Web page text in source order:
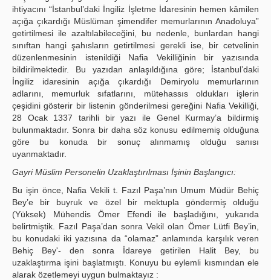
ihtiyacını “İstanbul’daki İngiliz İşletme İdaresinin hemen kâmilen
açığa çıkardığı Müslüman şimendifer memurlarının Anadoluya”
getirtilmesi ile azaltılabileceğini, bu nedenle, bunlardan hangi
sınıftan hangi şahısların getirtilmesi gerekli ise, bir cetvelinin
düzenlenmesinin istenildiği Nafia Vekilliğinin bir yazısında
bildirilmektedir. Bu yazıdan anlaşıldığına göre; İstanbul’daki
İngiliz idaresinin açığa çıkardığı Demiryolu memurlarının
adlarını, memurluk sıfatlarını, mütehassıs oldukları işlerin
çeşidini gösterir bir listenin gönderilmesi gereğini Nafia Vekilliği,
28 Ocak 1337 tarihli bir yazı ile Genel Kurmay’a bildirmiş
bulunmaktadır. Sonra bir daha söz konusu edilmemiş olduğuna
göre bu konuda bir sonuç alınmamış olduğu sanısı
uyanmaktadır.
Gayri Müslim Personelin Uzaklaştırılması İşinin Başlangıcı:
Bu işin önce, Nafia Vekili t. Fazıl Paşa’nın Umum Müdür Behiç
Bey’e bir buyruk ve özel bir mektupla göndermiş olduğu
(Yüksek) Mühendis Ömer Efendi ile başladığını, yukarıda
belirtmiştik. Fazıl Paşa’dan sonra Vekil olan Ömer Lütfi Bey’in,
bu konudaki iki yazısına da “olamaz” anlamında karşılık veren
Behiç Bey'- den sonra İdareye getirilen Halit Bey, bu
uzaklaştırma işini başlatmıştı. Konuyu bu eylemli kısmından ele
alarak özetlemeyi uygun bulmaktayız :